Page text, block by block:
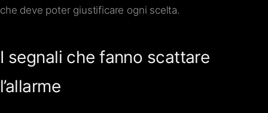
che deve poter giustificare ogni scelta.
I segnali che fanno scattare
l’allarme